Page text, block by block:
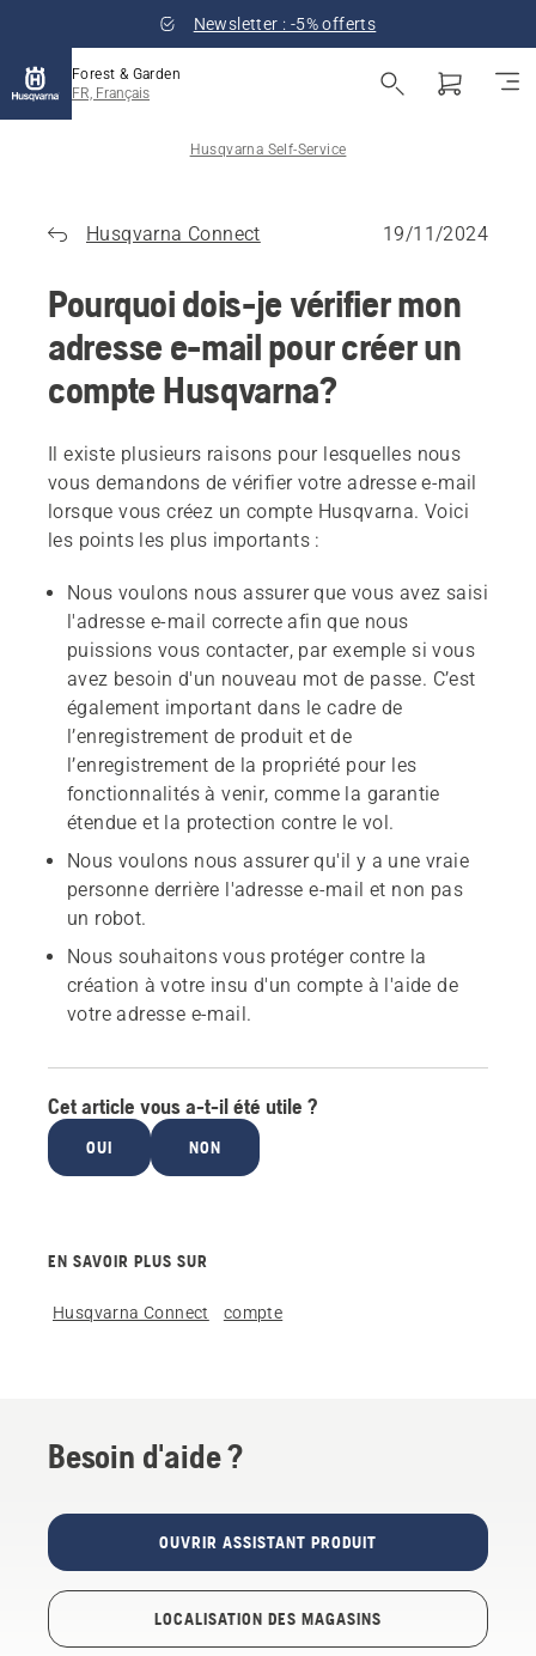
Newsletter : -5% offerts
Forest & Garden
FR, Français
Husqvarna Self-Service
Husqvarna Connect 19/11/2024
Pourquoi dois-je vérifier mon
adresse e-mail pour créer un
compte Husqvarna?
Il existe plusieurs raisons pour lesquelles nous
vous demandons de vérifier votre adresse e-mail
lorsque vous créez un compte Husqvarna. Voici
les points les plus importants :
Nous voulons nous assurer que vous avez saisi
l'adresse e-mail correcte afin que nous
puissions vous contacter, par exemple si vous
avez besoin d'un nouveau mot de passe. C’est
également important dans le cadre de
l’enregistrement de produit et de
l’enregistrement de la propriété pour les
fonctionnalités à venir, comme la garantie
étendue et la protection contre le vol.
Nous voulons nous assurer qu'il y a une vraie
personne derrière l'adresse e-mail et non pas
un robot.
Nous souhaitons vous protéger contre la
création à votre insu d'un compte à l'aide de
votre adresse e-mail.
Cet article vous a-t-il été utile ?
OUI NON
EN SAVOIR PLUS SUR
Husqvarna Connect compte
Besoin d'aide ?
OUVRIR ASSISTANT PRODUIT
LOCALISATION DES MAGASINS